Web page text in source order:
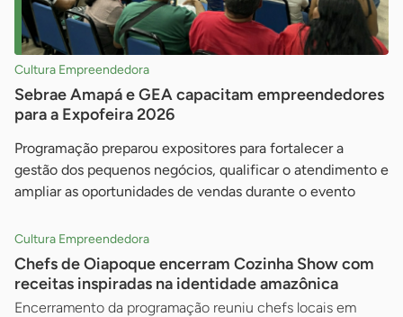
Cultura Empreendedora
Sebrae Amapá e GEA capacitam empreendedores
para a Expofeira 2026
Programação preparou expositores para fortalecer a
gestão dos pequenos negócios, qualificar o atendimento e
ampliar as oportunidades de vendas durante o evento
Cultura Empreendedora
Chefs de Oiapoque encerram Cozinha Show com
receitas inspiradas na identidade amazônica
Encerramento da programação reuniu chefs locais em